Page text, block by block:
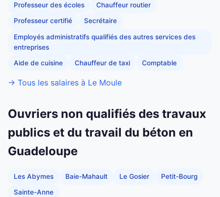
Professeur des écoles Chauffeur routier
Professeur certifié Secrétaire
Employés administratifs qualifiés des autres services des
entreprises
Aide de cuisine Chauffeur de taxi Comptable
→ Tous les salaires à Le Moule
Ouvriers non qualifiés des travaux
publics et du travail du béton en
Guadeloupe
Les Abymes Baie-Mahault Le Gosier Petit-Bourg
Sainte-Anne